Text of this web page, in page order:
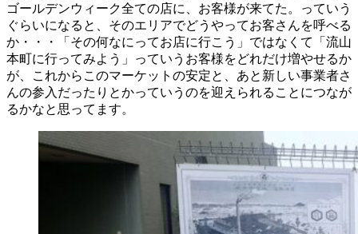
ゴールデンウィーク全ての店に、お客様が来てた。っていう
ぐらいになると、そのエリアでどうやってお客さんを呼べる
か・・・「その何なにってお店に行こう」ではなくて「流山
本町に行ってみよう」っていうお客様をどれだけ増やせるか
が、これからこのマーケットの安定と、あと新しい事業者さ
んの参入だったりとかっていうのを迎えられることにつなが
るかなと思ってます。